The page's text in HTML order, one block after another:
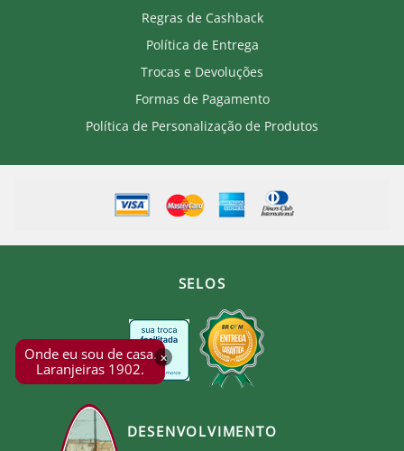
×
Onde eu sou de casa.
Laranjeiras 1902.
Regras de Cashback
Política de Entrega
Trocas e Devoluções
Formas de Pagamento
Política de Personalização de Produtos
SELOS
DESENVOLVIMENTO